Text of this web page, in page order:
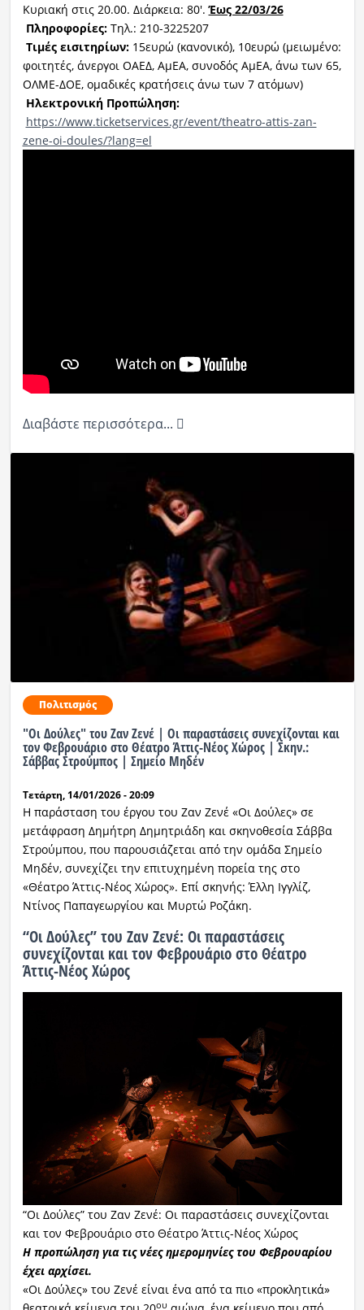
Κυριακή στις 20.00. Διάρκεια: 80'.Έως 22/03/26
Πληροφορίες:Τηλ.: 210-3225207
Τιμές εισιτηρίων: 15ευρώ (κανονικό), 10ευρώ (μειωμένο:
φοιτητές, άνεργοι ΟΑΕΔ, ΑμΕΑ, συνοδός ΑμΕΑ, άνω των 65,
ΟΛΜΕ-ΔΟΕ, ομαδικές κρατήσεις άνω των 7 ατόμων)
Ηλεκτρονική Προπώληση:
https://www.ticketservices.gr/event/theatro-attis-zan-
zene-oi-doules/?lang=el
Διαβάστε περισσότερα...
Πολιτισμός
"Οι Δούλες" του Ζαν Ζενέ | Οι παραστάσεις συνεχίζονται και
τον Φεβρουάριο στο Θέατρο Άττις-Νέος Χώρος | Σκην.:
Σάββας Στρούμπος | Σημείο Μηδέν
Τετάρτη, 14/01/2026 - 20:09
Η παράσταση του έργου του Ζαν Ζενέ «Οι Δούλες» σε
μετάφραση Δημήτρη Δημητριάδη και σκηνοθεσία Σάββα
Στρούμπου, που παρουσιάζεται από την ομάδα Σημείο
Μηδέν, συνεχίζει την επιτυχημένη πορεία της στο
«Θέατρο Άττις-Νέος Χώρος». Επί σκηνής: Έλλη Ιγγλίζ,
Ντίνος Παπαγεωργίου και Μυρτώ Ροζάκη.
“Οι Δούλες” του Ζαν Ζενέ: Οι παραστάσεις
συνεχίζονται και τον Φεβρουάριο στο Θέατρο
Άττις-Νέος Χώρος
“Οι Δούλες” του Ζαν Ζενέ: Οι παραστάσεις συνεχίζονται
και τον Φεβρουάριο στο Θέατρο Άττις-Νέος Χώρος
Η προπώληση για τις νέες ημερομηνίες του Φεβρουαρίου
έχει αρχίσει.
«Οι Δούλες» του Ζενέ είναι ένα από τα πιο «προκλητικά»
ου